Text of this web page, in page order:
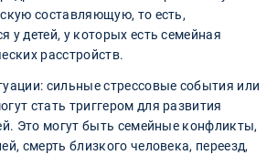
составляющую, то есть,
у детей, у которых есть семейная
расстройств.
сильные стрессовые события или
стать триггером для развития
Это могут быть семейные конфликты,
смерть близкого человека, переезд,